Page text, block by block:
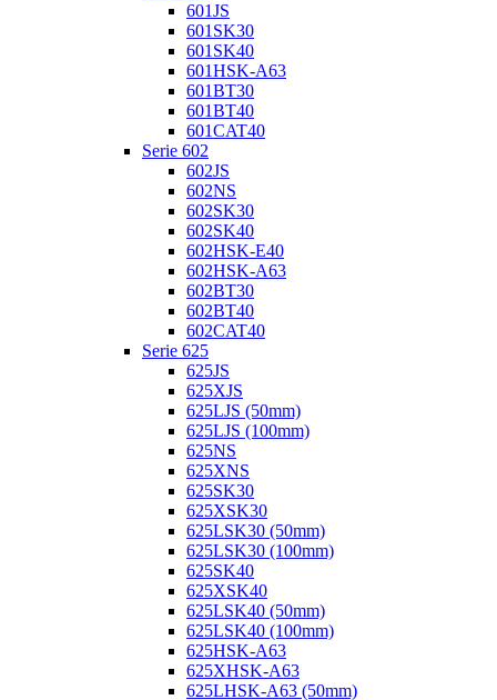
601JS
601SK30
601SK40
601HSK-A63
601BT30
601BT40
601CAT40
Serie 602
602JS
602NS
602SK30
602SK40
602HSK-E40
602HSK-A63
602BT30
602BT40
602CAT40
Serie 625
625JS
625XJS
625LJS (50mm)
625LJS (100mm)
625NS
625XNS
625SK30
625XSK30
625LSK30 (50mm)
625LSK30 (100mm)
625SK40
625XSK40
625LSK40 (50mm)
625LSK40 (100mm)
625HSK-A63
625XHSK-A63
625LHSK-A63 (50mm)